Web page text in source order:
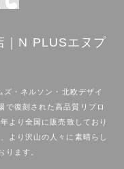
｜N PLUSエヌプ
・ネルソン・北欧デザイ
で復刻された高品質リプロ
より全国に販売致しており
より沢山の人々に素晴らし
ります。